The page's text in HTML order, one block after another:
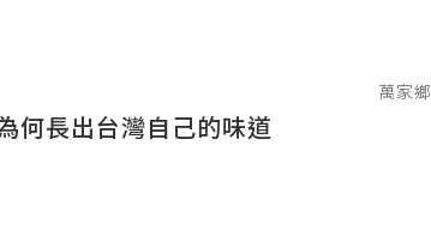
萬家鄉
何長出台灣自己的味道